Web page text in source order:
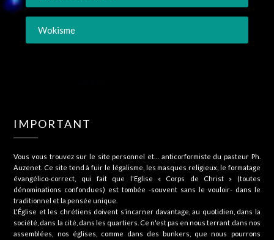
Wokisme
IMPORTANT
Vous vous trouvez sur le site personnel et… anticorformiste du pasteur Ph.
Auzenet. Ce site tend à fuir le légalisme, les masques religieux, le formatage
évangélico-correct, qui fait que l'Eglise « Corps de Christ » (toutes
dénominations confondues) est tombée -souvent sans le vouloir- dans le
traditionnel et la pensée unique.
L'Église et les chrétiens doivent s’incarner davantage, au quotidien, dans la
société, dans la cité, dans les quartiers. Ce n'est pas en nous terrant dans nos
assemblées, nos églises, comme dans des bunkers, que nous pourrons